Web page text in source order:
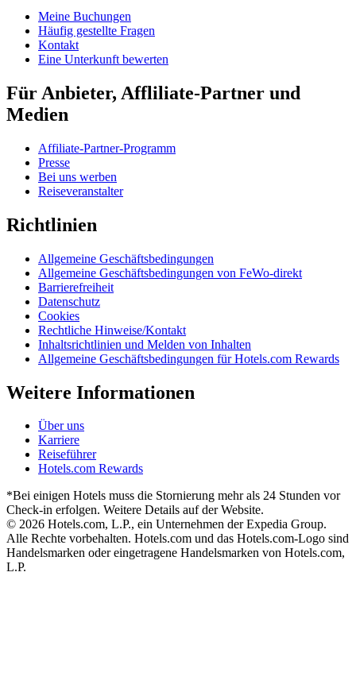
Meine Buchungen
Häufig gestellte Fragen
Kontakt
Eine Unterkunft bewerten
Für Anbieter, Affliliate-Partner und
Medien
Affiliate-Partner-Programm
Presse
Bei uns werben
Reiseveranstalter
Richtlinien
Allgemeine Geschäftsbedingungen
Allgemeine Geschäftsbedingungen von FeWo-direkt
Barrierefreiheit
Datenschutz
Cookies
Rechtliche Hinweise/Kontakt
Inhaltsrichtlinien und Melden von Inhalten
Allgemeine Geschäftsbedingungen für Hotels.com Rewards
Weitere Informationen
Über uns
Karriere
Reiseführer
Hotels.com Rewards
*Bei einigen Hotels muss die Stornierung mehr als 24 Stunden vor
Check-in erfolgen. Weitere Details auf der Website.
© 2026 Hotels.com, L.P., ein Unternehmen der Expedia Group.
Alle Rechte vorbehalten. Hotels.com und das Hotels.com-Logo sind
Handelsmarken oder eingetragene Handelsmarken von Hotels.com,
L.P.